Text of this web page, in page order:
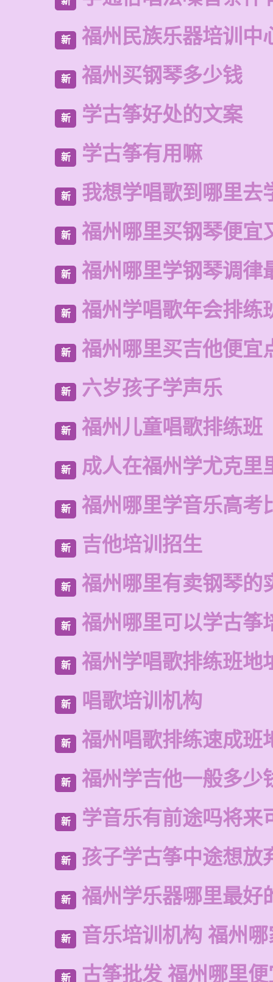
新 福州民族乐器培训中
新 福州买钢琴多少钱
新 学古筝好处的文案
新 学古筝有用嘛
新 我想学唱歌到哪里去
新 福州哪里买钢琴便宜
新 福州哪里学钢琴调律
新 福州学唱歌年会排练
新 福州哪里买吉他便宜
新 六岁孩子学声乐
新 福州儿童唱歌排练班
新 成人在福州学尤克里
新 福州哪里学音乐高考
新 吉他培训招生
新 福州哪里有卖钢琴的
新 福州哪里可以学古筝
新 福州学唱歌排练班地
新 唱歌培训机构
新 福州唱歌排练速成班
新 福州学吉他一般多少
新 学音乐有前途吗将来
新 孩子学古筝中途想放
新 福州学乐器哪里最好
新 音乐培训机构 福州
新 古筝批发 福州哪里